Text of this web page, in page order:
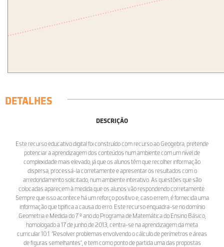
DETALHES
DESCRIÇÃO
Este recurso educativo digital foi construído com recurso ao Geogebra, pretende
potenciar a aprendizagem dos conteúdos num ambiente com um nível de
complexidade mais elevado, já que os alunos têm que recolher informação
dispersa, processá-la corretamente e apresentar os resultados com o
arredondamento solicitado, num ambiente interativo. As questões que são
colocadas aparecem à medida que os alunos vão respondendo corretamente.
Sempre que isso acontece há um reforço positivo e, caso errem, é fornecida uma
informação que tipifica a causa do erro. Este recurso enquadra-se no domínio
Geometria e Medida do 7.º ano do Programa de Matemática do Ensino Básico,
homologado a 17 de junho de 2013, centra-se na aprendizagem da meta
curricular 10.1. “Resolver problemas envolvendo o cálculo de perímetros e áreas
de figuras semelhantes”, e tem como ponto de partida uma das propostas